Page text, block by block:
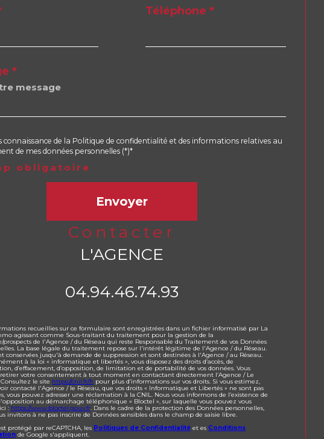
Téléphone *
*
connaissance de la Politique de confidentialité et des informations relatives au
de mes données personnelles (*)*
obligatoire
Envoyer
contacter
L'AGENCE
04.94.46.74.93
recueillies sur ce formulaire sont enregistrées dans un fichier informatisé par La
agissant comme Sous-traitant du traitement pour la gestion de la
prospects de l'Agence / du Réseau qui reste Responsable du Traitement de vos Données
La base légale du traitement repose sur l'intérêt légitime de l'Agence / du Réseau.
conservées jusqu'à demande de suppression et sont destinées à l'Agence / au Réseau.
à la loi « informatique et libertés », vous disposez des droits d’accès, de
d’effacement, d’opposition, de limitation et de portabilité de vos données. Vous
votre consentement à tout moment en contactant directement l’Agence / Le
Consultez le site https://cnil.fr/frpour plus d’informations sur vos droits. Si vous estimez,
contacté l'Agence / le Réseau, que vos droits « Informatique et Libertés » ne sont pas
vous pouvez adresser une réclamation à la CNIL. Nous vous informons de l’existence de
au démarchage téléphonique « Bloctel », sur laquelle vous pouvez vous
: https://www.bloctel.gouv.fr. Dans le cadre de la protection des Données personnelles,
invitons à ne pas inscrire de Données sensibles dans le champ de saisie libre.
protégé par reCAPTCHA, les Politiques de Confidentialitéet es Conditions
de Google s'appliquent.